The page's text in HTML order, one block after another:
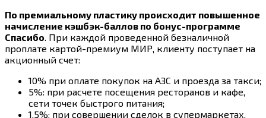
По премиальному пластику происходит повышенное
начисление кэшбэк-баллов по бонус-программе
Спасибо. При каждой проведенной безналичной
проплате картой-премиум МИР, клиенту поступает на
акционный счет:
10% при оплате покупок на АЗС и проезда за такси;
5%: при расчете посещения ресторанов и кафе,
сети точек быстрого питания;
1,5%: при совершении сделок в супермаркетах,